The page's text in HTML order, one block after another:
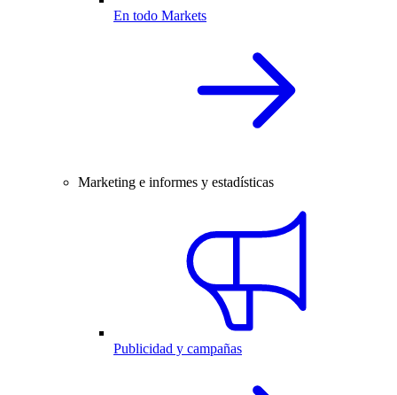
En todo Markets
Marketing e informes y estadísticas
Publicidad y campañas